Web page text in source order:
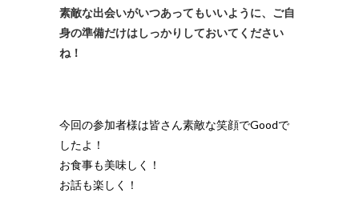
素敵な出会いがいつあってもいいように、ご自
身の準備だけはしっかりしておいてください
ね！
今回の参加者様は皆さん素敵な笑顔でGoodで
したよ！
お食事も美味しく！
お話も楽しく！